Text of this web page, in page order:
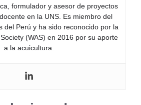
formulador y asesor de proyectos
en la UNS. Es miembro del
del Perú y ha sido reconocido por la
(WAS) en 2016 por su aporte
a la acuicultura.